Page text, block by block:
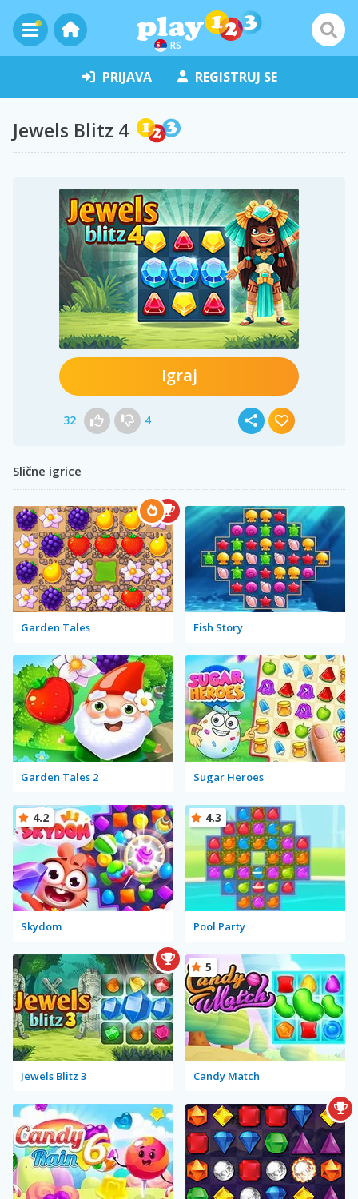
RS
PRIJAVA REGISTRUJ SE
Jewels Blitz 4
Igraj
32 4
Slične igrice
Garden Tales Fish Story
Garden Tales 2 Sugar Heroes
Skydom
4.2
Pool Party
4.3
Jewels Blitz 3 Candy Match
5